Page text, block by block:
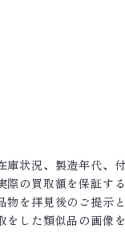
庫状況、製造年代、
際の買取額を保証す
物を拝見後のご提示と
をした類似品の画像